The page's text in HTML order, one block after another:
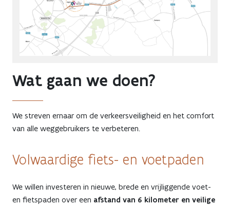
Wat gaan we doen?
We streven ernaar om de verkeersveiligheid en het comfort
van alle weggebruikers te verbeteren.
Volwaardige fiets- en voetpaden
We willen investeren in nieuwe, brede en vrijliggende voet-
en fietspaden over een afstand van 6 kilometer en veilige